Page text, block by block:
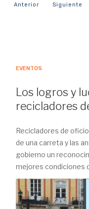
Artículo anterior: ANR
Anterior Artículo
Siguiente
EVENTOS
Los logros y
recicladores
Recicladores de
de una carreta y las
gobierno un
mejores condiciones